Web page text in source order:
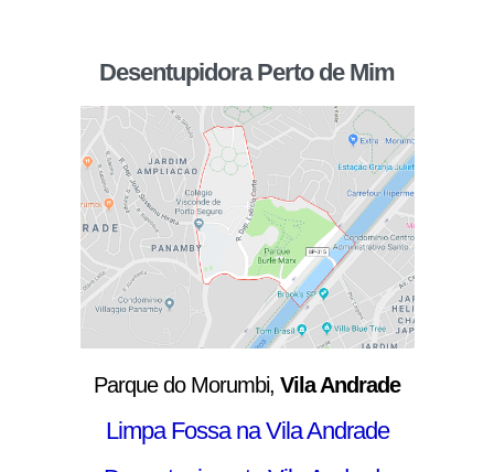
Desentupidora Perto de Mim
Parque do Morumbi, Vila Andrade
Limpa Fossa na Vila Andrade